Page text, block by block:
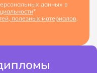
данных в
*
полезных материалов,